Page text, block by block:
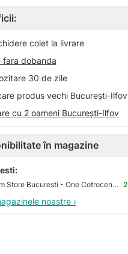
colet la livrare
fara dobanda
30 de zile
produs vechi București-Ilfov
cu 2 oameni București-Ilfov
în magazine
Premium Store Bucuresti - One Cotroceni Park 2
noastre ›